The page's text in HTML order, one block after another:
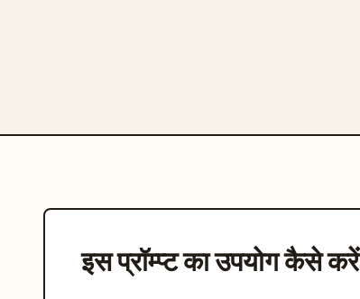
इस प्रॉम्प्ट का उपयोग कैसे करें